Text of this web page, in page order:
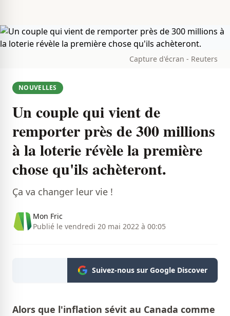
Capture d'écran - Reuters
NOUVELLES
Un couple qui vient de
remporter près de 300 millions
à la loterie révèle la première
chose qu'ils achèteront.
Ça va changer leur vie !
Mon Fric
Publié le vendredi 20 mai 2022 à 00:05
Suivez-nous sur Google Discover
Alors que l'inflation sévit au Canada comme